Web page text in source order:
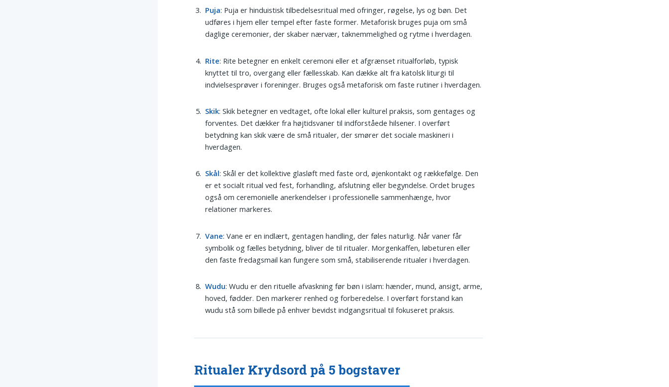
Puja: Puja er hinduistisk tilbedelsesritual med ofringer, røgelse, lys og bøn. Det
udføres i hjem eller tempel efter faste former. Metaforisk bruges puja om små
daglige ceremonier, der skaber nærvær, taknemmelighed og rytme i hverdagen.
Rite: Rite betegner en enkelt ceremoni eller et afgrænset ritualforløb, typisk
knyttet til tro, overgang eller fællesskab. Kan dække alt fra katolsk liturgi til
indvielsesprøver i foreninger. Bruges også metaforisk om faste rutiner i hverdagen.
Skik: Skik betegner en vedtaget, ofte lokal eller kulturel praksis, som gentages og
forventes. Det dækker fra højtidsvaner til indforståede hilsener. I overført
betydning kan skik være de små ritualer, der smører det sociale maskineri i
hverdagen.
Skål: Skål er det kollektive glasløft med faste ord, øjenkontakt og rækkefølge. Den
er et socialt ritual ved fest, forhandling, afslutning eller begyndelse. Ordet bruges
også om ceremonielle anerkendelser i professionelle sammenhænge, hvor
relationer markeres.
Vane: Vane er en indlært, gentagen handling, der føles naturlig. Når vaner får
symbolik og fælles betydning, bliver de til ritualer. Morgenkaffen, løbeturen eller
den faste fredagsmail kan fungere som små, stabiliserende ritualer i hverdagen.
Wudu: Wudu er den rituelle afvaskning før bøn i islam: hænder, mund, ansigt, arme,
hoved, fødder. Den markerer renhed og forberedelse. I overført forstand kan
wudu stå som billede på enhver bevidst indgangsritual til fokuseret praksis.
Ritualer Krydsord på 5 bogstaver